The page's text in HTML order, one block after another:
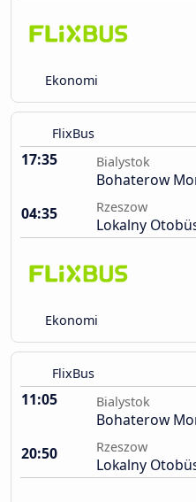
Ekonomi
FlixBus
17:35 Bialystok
Bohaterow
04:35
Rzeszow
Lokalny
Ekonomi
FlixBus
11:05 Bialystok
Bohaterow
20:50
Rzeszow
Lokalny